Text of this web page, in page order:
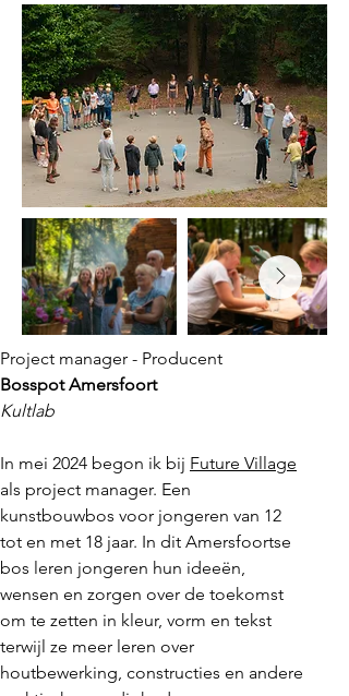
Project manager - Producent
Bosspot Amersfoort
Kultlab
​In mei 2024 begon ik bij Future Village
als project manager. Een
kunstbouwbos voor jongeren van 12
tot en met 18 jaar. In dit Amersfoortse
bos leren jongeren hun ideeën,
wensen en zorgen over de toekomst
om te zetten in kleur, vorm en tekst
terwijl ze meer leren over
houtbewerking, constructies en andere